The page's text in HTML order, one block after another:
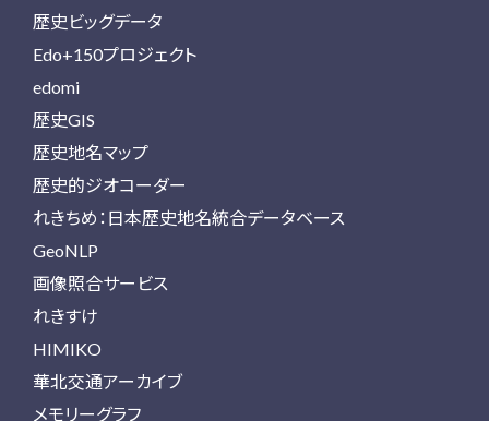
歴史ビッグデータ
Edo+150プロジェクト
edomi
歴史GIS
歴史地名マップ
歴史的ジオコーダー
れきちめ：日本歴史地名統合データベース
GeoNLP
画像照合サービス
れきすけ
HIMIKO
華北交通アーカイブ
メモリーグラフ